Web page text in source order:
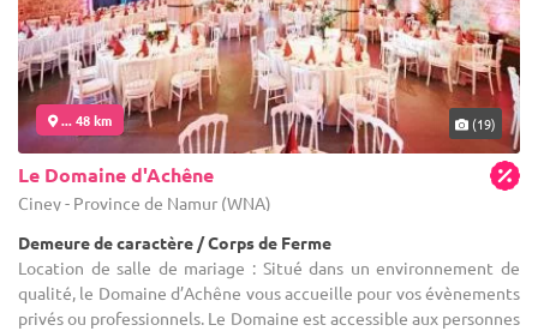
... 48 km (19)
Le Domaine d'Achêne
Ciney - Province de Namur (WNA)
Demeure de caractère / Corps de Ferme
Location de salle de mariage : Situé dans un environnement de
qualité, le Domaine d’Achêne vous accueille pour vos évènements
privés ou professionnels. Le Domaine est accessible aux personnes